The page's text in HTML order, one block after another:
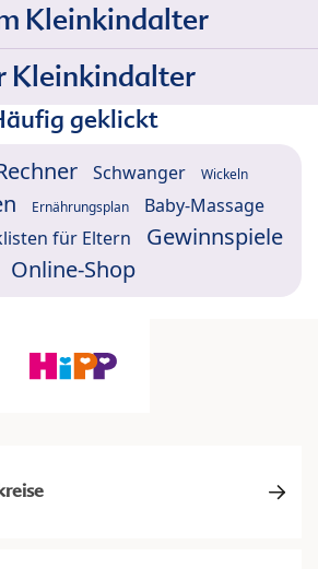
Kleinkindalter
Kleinkindalter
geklickt
Schwanger Wickeln
Ernährungsplan Baby-Massage
für Eltern
Gewinnspiele
Online-Shop